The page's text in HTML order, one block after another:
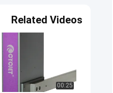
Related Videos
00:25